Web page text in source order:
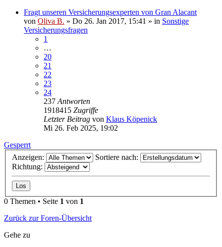
Fragt unseren Versicherungsexperten von Gran Alacant
von Oliva B. » Do 26. Jan 2017, 15:41 » in Sonstige
Versicherungsfragen
1
…
20
21
22
23
24
237 Antworten
1918415 Zugriffe
Letzter Beitrag von Klaus Köpenick
Mi 26. Feb 2025, 19:02
Gesperrt
Anzeigen:
Sortiere nach:
Richtung:
0 Themen • Seite 1 von 1
Zurück zur Foren-Übersicht
Gehe zu